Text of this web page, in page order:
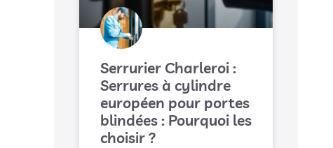
Serrurier Charleroi :
Serrures à cylindre
européen pour portes
blindées : Pourquoi les
choisir ?